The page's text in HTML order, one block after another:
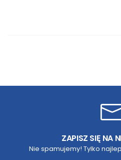
ZAPISZ SIĘ NA
Nie spamujemy! Tylko